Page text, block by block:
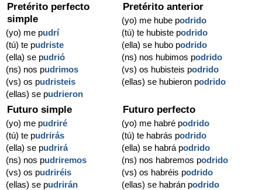
Pretérito perfecto
simple
(yo) me pudrí
(tú) te pudriste
(ella) se pudrió
(ns) nos pudrimos
(vs) os pudristeis
(ellas) se pudrieron
Pretérito anterior
(yo) me hube podrido
(tú) te hubiste podrido
(ella) se hubo podrido
(ns) nos hubimos podrido
(vs) os hubisteis podrido
(ellas) se hubieron podrido
Futuro simple
(yo) me pudriré
(tú) te pudrirás
(ella) se pudrirá
(ns) nos pudriremos
(vs) os pudriréis
(ellas) se pudrirán
Futuro perfecto
(yo) me habré podrido
(tú) te habrás podrido
(ella) se habrá podrido
(ns) nos habremos podrido
(vs) os habréis podrido
(ellas) se habrán podrido